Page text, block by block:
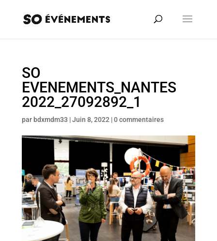
SO
EVENEMENTS_NANTES
2022_27092892_1
par bdxmdm33 |Juin 8, 2022 |0 commentaires